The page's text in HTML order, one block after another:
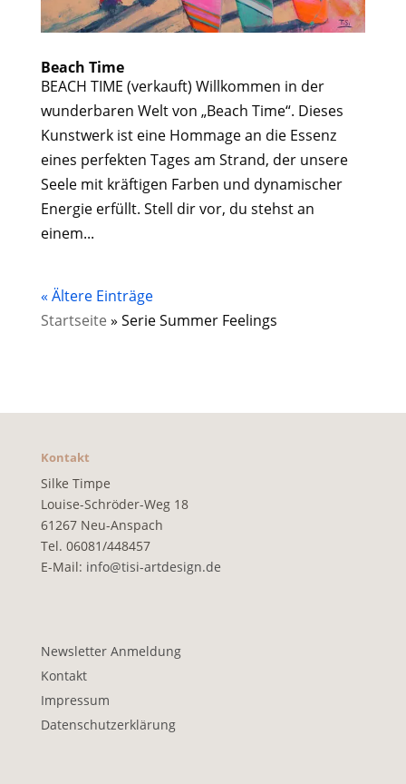
Beach Time
BEACH TIME (verkauft) Willkommen in der
wunderbaren Welt von „Beach Time“. Dieses
Kunstwerk ist eine Hommage an die Essenz
eines perfekten Tages am Strand, der unsere
Seele mit kräftigen Farben und dynamischer
Energie erfüllt. Stell dir vor, du stehst an
einem...
« Ältere Einträge
Startseite » Serie Summer Feelings
Kontakt
Silke Timpe
Louise-Schröder-Weg 18
61267 Neu-Anspach
Tel. 06081/448457
E-Mail: info@tisi-artdesign.de
Newsletter Anmeldung
Kontakt
Impressum
Datenschutzerklärung